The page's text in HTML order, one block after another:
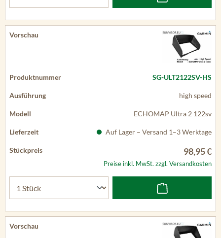
SG-ULT2122SV-HS
high speed
ECHOMAP Ultra 2 122sv
Auf Lager – Versand 1–3 Werktage
98,95 €
Preise inkl. MwSt. zzgl. Versandkosten